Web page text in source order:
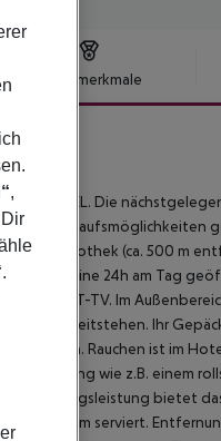
Hotelmerkmale
HOTEL. Die
Einkaufsmöglichkeiten
eine Diskothek (ca. 500 m
über eine 24h am Tag
mit SAT-TV. Im
Sie bereitstehen. Ihr
lassen. Rauchen ist im
wie z.B. einem
bietet
Buffetform serviert.
,
.